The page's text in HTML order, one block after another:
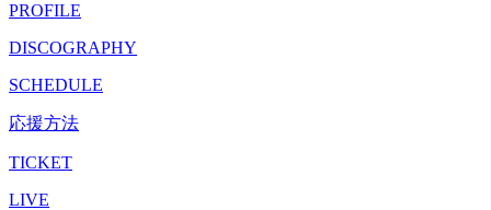
PROFILE
DISCOGRAPHY
SCHEDULE
応援方法
TICKET
LIVE